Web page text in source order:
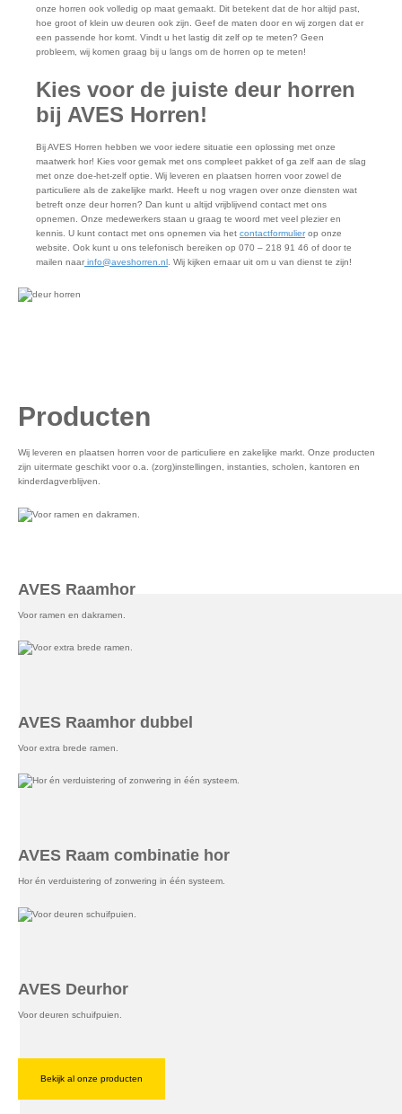
onze horren ook volledig op maat gemaakt. Dit betekent dat de hor altijd past,
hoe groot of klein uw deuren ook zijn. Geef de maten door en wij zorgen dat er
een passende hor komt. Vindt u het lastig dit zelf op te meten? Geen
probleem, wij komen graag bij u langs om de horren op te meten!
Kies voor de juiste deur horren
bij AVES Horren!
Bij AVES Horren hebben we voor iedere situatie een oplossing met onze
maatwerk hor! Kies voor gemak met ons compleet pakket of ga zelf aan de slag
met onze doe-het-zelf optie. Wij leveren en plaatsen horren voor zowel de
particuliere als de zakelijke markt. Heeft u nog vragen over onze diensten wat
betreft onze deur horren? Dan kunt u altijd vrijblijvend contact met ons
opnemen. Onze medewerkers staan u graag te woord met veel plezier en
kennis. U kunt contact met ons opnemen via het contactformulierop onze
website. Ook kunt u ons telefonisch bereiken op 070 – 218 91 46 of door te
mailen naar info@aveshorren.nl . Wij kijken ernaar uit om u van dienst te zijn!
Producten
Wij leveren en plaatsen horren voor de particuliere en zakelijke markt. Onze producten
zijn uitermate geschikt voor o.a. (zorg)instellingen, instanties, scholen, kantoren en
kinderdagverblijven.
AVES Raamhor
Voor ramen en dakramen.
AVES Raamhor dubbel
Voor extra brede ramen.
AVES Raam combinatie hor
Hor én verduistering of zonwering in één systeem.
AVES Deurhor
Voor deuren schuifpuien.
Bekijk al onze producten